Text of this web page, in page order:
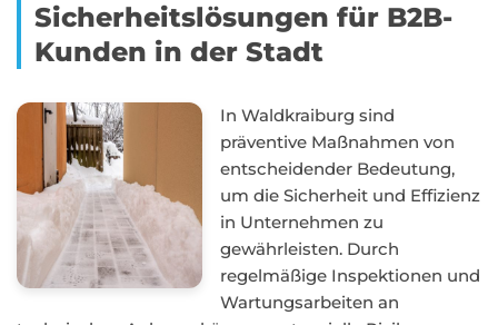
Sicherheitslösungen für B2B-
Kunden in der Stadt
In Waldkraiburg sind
präventive Maßnahmen von
entscheidender Bedeutung,
um die Sicherheit und Effizienz
in Unternehmen zu
gewährleisten. Durch
regelmäßige Inspektionen und
Wartungsarbeiten an